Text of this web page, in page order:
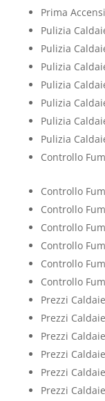
Prima
Pulizia
Pulizia
Pulizia
Pulizia
Pulizia
Pulizia
Pulizia
Controllo
Controllo
Controllo
Controllo
Controllo
Controllo
Controllo
Prezzi
Prezzi
Prezzi
Prezzi
Prezzi
Prezzi